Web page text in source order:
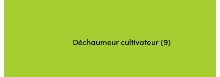
Déchaumeur cultivateur (9)